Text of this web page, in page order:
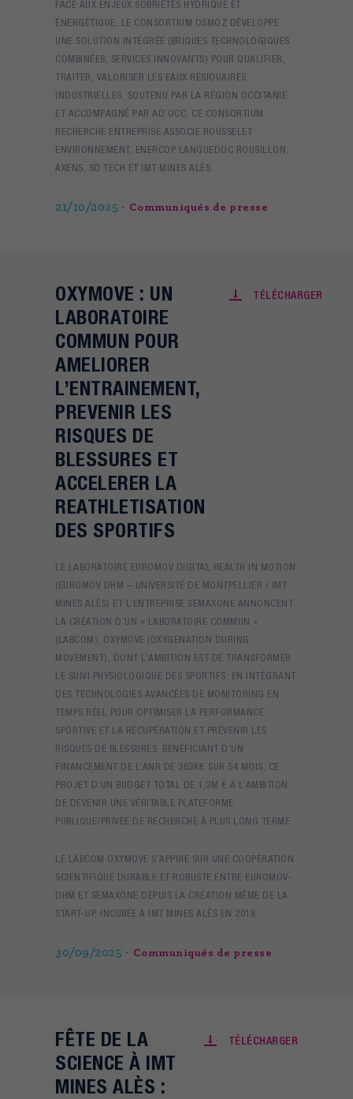
FACE AUX ENJEUX SOBRIÉTÉS HYDRIQUE ET
ÉNERGÉTIQUE, LE CONSORTIUM OSMOZ DÉVELOPPE
UNE SOLUTION INTÉGRÉE (BRIQUES TECHNOLOGIQUES
COMBINÉES, SERVICES INNOVANTS) POUR QUALIFIER,
TRAITER, VALORISER LES EAUX RÉSIDUAIRES
INDUSTRIELLES. SOUTENU PAR LA RÉGION OCCITANIE
ET ACCOMPAGNÉ PAR AD’OCC, CE CONSORTIUM
RECHERCHE ENTREPRISE ASSOCIE ROUSSELET
ENVIRONNEMENT, ENERCOP LANGUEDOC ROUSILLON,
AXENS, SD TECH ET IMT MINES ALÈS.
21/10/2025 Communiqués de presse
OXYMOVE : UN
LABORATOIRE
COMMUN POUR
AMELIORER
L’ENTRAINEMENT,
PREVENIR LES
RISQUES DE
BLESSURES ET
ACCELERER LA
REATHLETISATION
DES SPORTIFS
TÉLÉCHARGER
LE LABORATOIRE EUROMOV DIGITAL HEALTH IN MOTION
(EUROMOV DHM – UNIVERSITÉ DE MONTPELLIER / IMT
MINES ALÈS) ET L’ENTREPRISE SEMAXONE ANNONCENT
LA CRÉATION D’UN « LABORATOIRE COMMUN »
(LABCOM), OXYMOVE (OXYGENATION DURING
MOVEMENT), DONT L’AMBITION EST DE TRANSFORMER
LE SUIVI PHYSIOLOGIQUE DES SPORTIFS, EN INTÉGRANT
DES TECHNOLOGIES AVANCÉES DE MONITORING EN
TEMPS RÉEL POUR OPTIMISER LA PERFORMANCE
SPORTIVE ET LA RÉCUPÉRATION ET PRÉVENIR LES
RISQUES DE BLESSURES. BÉNÉFICIANT D’UN
FINANCEMENT DE L’ANR DE 363K€ SUR 54 MOIS, CE
PROJET D’UN BUDGET TOTAL DE 1,3M € A L’AMBITION
DE DEVENIR UNE VÉRITABLE PLATEFORME
PUBLIQUE/PRIVÉE DE RECHERCHE À PLUS LONG TERME.
LE LABCOM OXYMOVE S’APPUIE SUR UNE COOPÉRATION
SCIENTIFIQUE DURABLE ET ROBUSTE ENTRE EUROMOV-
DHM ET SEMAXONE DEPUIS LA CRÉATION MÊME DE LA
START-UP, INCUBÉE À IMT MINES ALÈS EN 2018.
30/09/2025 Communiqués de presse
FÊTE DE LA
SCIENCE À IMT
MINES ALÈS :
TÉLÉCHARGER